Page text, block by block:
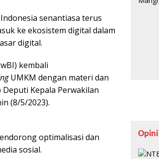
senantiasa terus
ke ekosistem digital dalam
digital.
kembali
UMKM dengan materi dan
Kepala Perwakilan
(8/5/2023).
optimalisasi dan
sosial.
Opini